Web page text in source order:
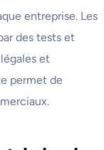
entreprise. Les
des tests et
et
permet de